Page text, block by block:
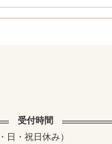
受付時間
日・祝日休み）